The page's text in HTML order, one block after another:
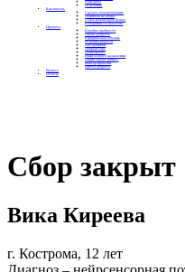
Контакты
Отделения
Как помочь
Сделать пожертвование
Подписка на добро
Стать волонтером фонда
Вечеринки со смыслом
Проекты
Коробка храбрости
Уроки Доброты
Юридическая помощь
Мамины радости
Автодобряки
Добрый торт
Добропробег
Няни особого назначения
Акция «Букет добра»
Фактор времени
Цветы доброты
Бизнесу
Отчеты
Сбор закрыт
Вика Киреева
г. Кострома, 12 лет